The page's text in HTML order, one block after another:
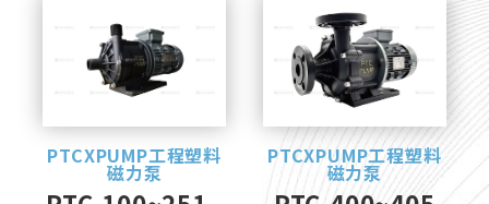
化工泵浦
無軸封磁力泵
齒輪式泵
氣動隔膜泵
PTCXPUMP工程塑料
磁力泵
PTCXPUMP工程塑料
磁力泵